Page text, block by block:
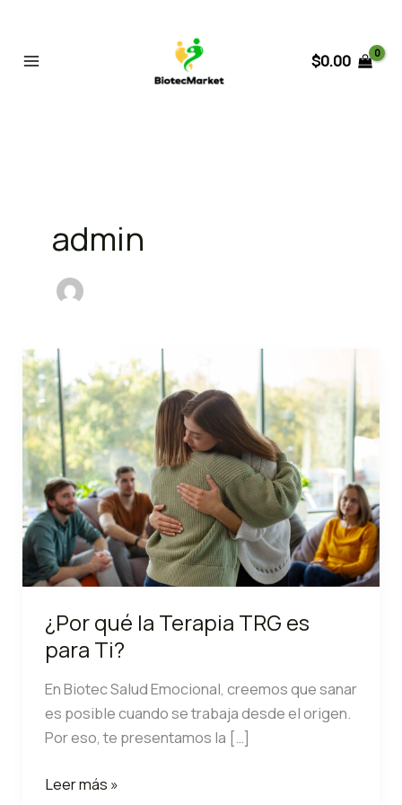
contenido
$0.00
admin
¿Por qué la Terapia TRG es
para Ti?
En Biotec Salud Emocional, creemos que sanar
es posible cuando se trabaja desde el origen.
Por eso, te presentamos la […]
¿Por
Leer más »